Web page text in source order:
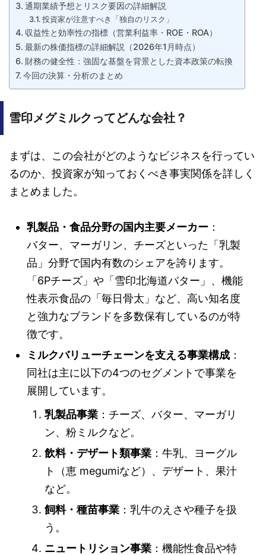
通期業績予想とリスク要因の詳細解説
投資家が注意すべき「独自のリスク」
収益性と効率性の指標（営業利益率・ROE・ROA）
最新の株価指標の詳細解説（2026年1月時点）
財務の健全性：強固な基盤を背景とした資本政策の転換
今回の決算・分析のまとめ
雪印メグミルクってどんな会社？
まずは、この会社がどのようなビジネスを行ってい
るのか、投資家が知っておくべき事実関係を詳しく
まとめました。
乳製品・食品分野の国内主要メーカー ：
バター、マーガリン、チーズといった「乳製
品」分野で国内有数のシェアを誇ります。
「6Pチーズ」や「雪印北海道バター」、機能
性表示食品の「毎日骨太」など、高い知名度
と強力なブランドを多数保有しているのが特
徴です。
ミルクバリューチェーンを支える事業構成 ：
同社は主に以下の4つのセグメントで事業を
展開しています。
乳製品事業 ：チーズ、バター、マーガリ
ン、粉ミルクなど。
飲料・デザート類事業 ：牛乳、ヨーグル
ト（恵 megumiなど）、デザート、果汁
など。
飼料・種苗事業 ：乳牛のえさや種子を扱
う。
ニュートリション事業 ：機能性食品や特